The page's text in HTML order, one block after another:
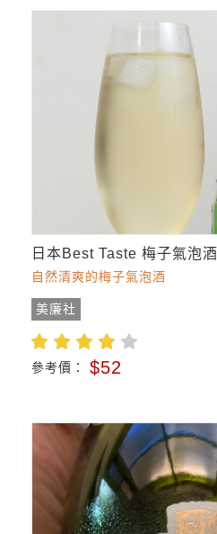
日本Best Taste 梅子氣泡酒
自然清爽的梅子氣泡酒
美廉社
參考價： $52